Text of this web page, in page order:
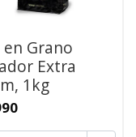
en Grano
Extra
1kg